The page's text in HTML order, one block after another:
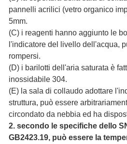
pannelli acrilici (vetro organico
5mm.
(C) i reagenti hanno aggiunto le
l'indicatore del livello dell'acqua,
rompersi.
(D) i barilotti dell'aria saturata è
inossidabile 304.
(E) la sala di collaudo adottare
struttura, può essere
circondato da nebbia ed ha
2. secondo le specifiche dello
GB2423.19, può essere la